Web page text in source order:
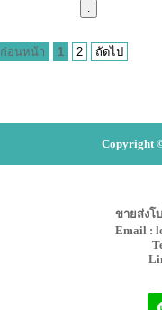
ก่อนหน้า 1 2 ถัดไป
Copyright
ขายส่งโ
Email :